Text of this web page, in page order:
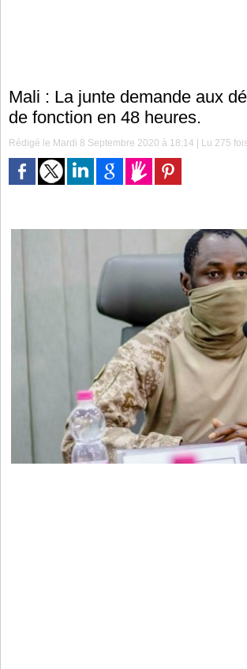
Mali : La junte demande aux
de fonction en 48 heures.
Rédigé le Mardi 8 Septembre 2020 à 18:14 | Lu 275